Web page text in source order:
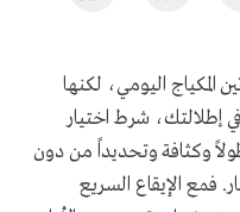
المكياج اليومي، لكنها
إطلالتك، شرط اختيار
وكثافة وتحديداً من دون
فمع الإيقاع السريع